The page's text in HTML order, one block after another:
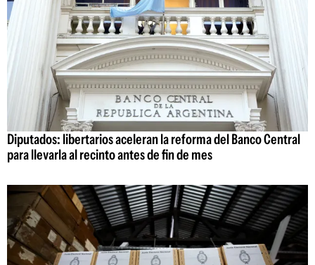
Diputados: libertarios aceleran la reforma del Banco Central
para llevarla al recinto antes de fin de mes